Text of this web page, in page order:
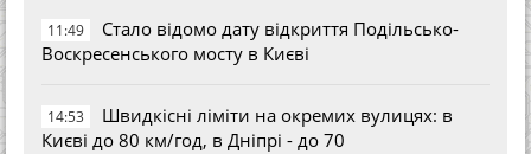
11:49
Стало відомо дату відкриття Подільсько-
Воскресенського мосту в Києві
14:53
Швидкісні ліміти на окремих вулицях: в
Києві до 80 км/год, в Дніпрі - до 70